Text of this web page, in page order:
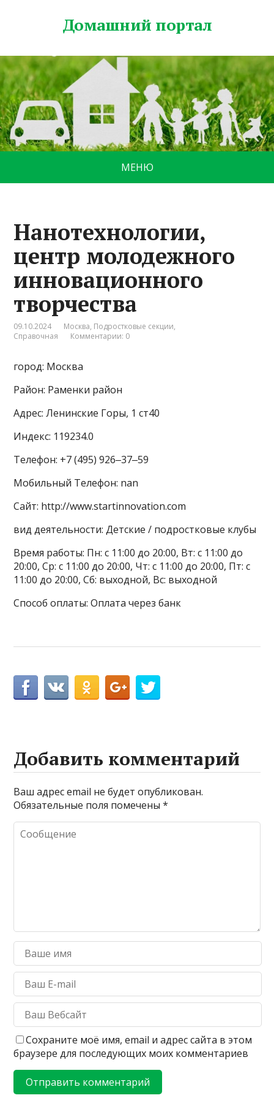
Домашний портал
МЕНЮ
Нанотехнологии,
центр молодежного
инновационного
творчества
09.10.2024 Москва, Подростковые секции,
Справочная
Комментарии: 0
город: Москва
Район: Раменки район
Адрес: Ленинские Горы, 1 ст40
Индекс: 119234.0
Телефон: +7 (495) 926‒37‒59
Мобильный Телефон: nan
Сайт: http://www.startinnovation.com
вид деятельности: Детские / подростковые клубы
Время работы: Пн: с 11:00 до 20:00, Вт: с 11:00 до
20:00, Ср: с 11:00 до 20:00, Чт: с 11:00 до 20:00, Пт: с
11:00 до 20:00, Сб: выходной, Вс: выходной
Способ оплаты: Оплата через банк
Добавить комментарий
Ваш адрес email не будет опубликован.
Обязательные поля помечены*
Сохраните моё имя, email и адрес сайта в этом
браузере для последующих моих комментариев